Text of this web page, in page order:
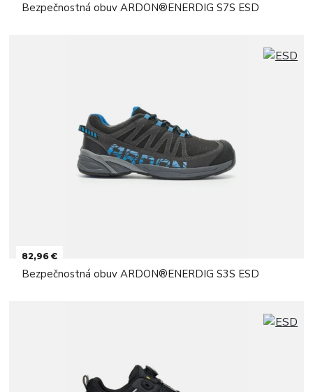
Bezpečnostná obuv ARDON®ENERDIG S7S ESD
82,96 €
Bezpečnostná obuv ARDON®ENERDIG S3S ESD